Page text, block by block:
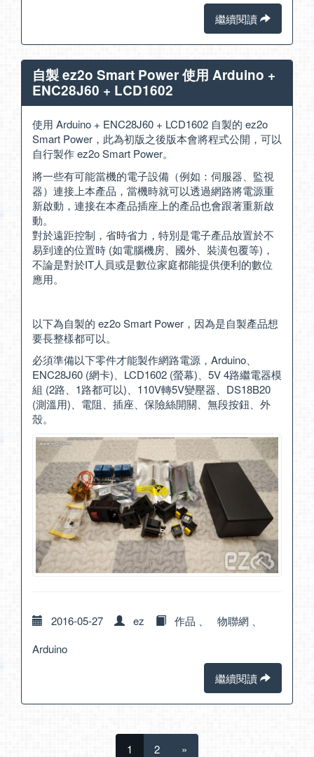
繼續閱讀
自製 ez2o Smart Power 使用 Arduino +
ENC28J60 + LCD1602
使用 Arduino + ENC28J60 + LCD1602 自製的 ez2o
Smart Power，此為初版之後版本會將程式公開，可以
自行製作 ez2o Smart Power。
將一些有可能當機的電子設備（例如：伺服器、監視
器）連接上本產品，當機時就可以透過網路將電源重
新啟動，連接在本產品插座上的產品也會跟著重新啟
動。
對於遠距控制，省時省力，特別是電子產品放置於不
易到達的位置時 (如電腦機房、國外、裝潢包覆等)，
不論是對於IT人員或是數位家庭都能提供便利的數位
應用。
以下為自製的 ez2o Smart Power，因為是自製產品想
要長整樣都可以。
必須準備以下零件才能製作網路電源，Arduino、
ENC28J60 (網卡)、LCD1602 (螢幕)、5V 4路繼電器模
組 (2路、1路都可以)、110V轉5V變壓器、DS18B20
(測溫用)、電阻、插座、保險絲開關、無段按鈕、外
殼。
2016-05-27 ez 作品 物聯網
Arduino
繼續閱讀
1 2 »